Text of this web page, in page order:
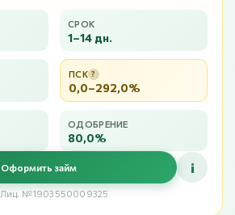
СРОК
1–14 дн.
ПСК ?
0,0–292,0%
ОДОБРЕНИЕ
80,0%
Оформить займ i
Лиц. №1903550009325